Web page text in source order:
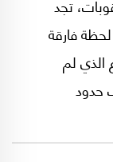
تجد
فارقة
الذي لم
حدود
الطرفين،